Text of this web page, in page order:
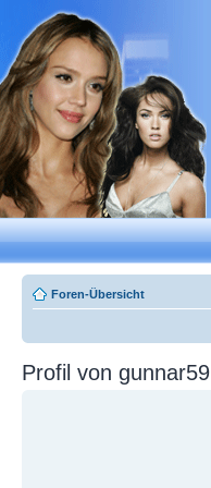
Foren-Übersicht
Profil von gunnar59